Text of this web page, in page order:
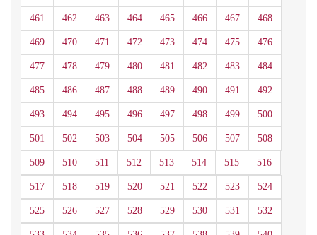
461 462 463 464 465 466 467 468
469 470 471 472 473 474 475 476
477 478 479 480 481 482 483 484
485 486 487 488 489 490 491 492
493 494 495 496 497 498 499 500
501 502 503 504 505 506 507 508
509 510 511 512 513 514 515 516
517 518 519 520 521 522 523 524
525 526 527 528 529 530 531 532